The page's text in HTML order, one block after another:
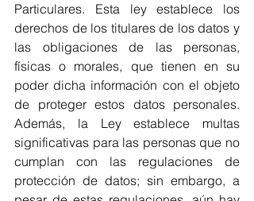
Particulares. Esta ley establece los
derechos de los titulares de los datos y
las obligaciones de las personas,
físicas o morales, que tienen en su
poder dicha información con el objeto
de proteger estos datos personales.
Además, la Ley establece multas
significativas para las personas que no
cumplan con las regulaciones de
protección de datos; sin embargo, a